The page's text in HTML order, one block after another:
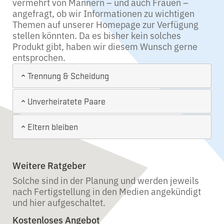
angefragt, ob wir Informationen zu wichtigen
Themen auf unserer Homepage zur Verfügung
stellen könnten. Da es bisher kein solches
Produkt gibt, haben wir diesem Wunsch gerne
entsprochen.
Trennung & Scheidung
Unverheiratete Paare
Eltern bleiben
Weitere Ratgeber
Solche sind in der Planung und werden jeweils
nach Fertigstellung in den Medien angekündigt
und hier aufgeschaltet.
Kostenloses Angebot